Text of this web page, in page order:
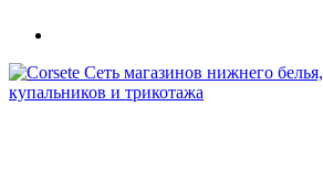
Сеть магазинов нижнего белья,
купальников и трикотажа